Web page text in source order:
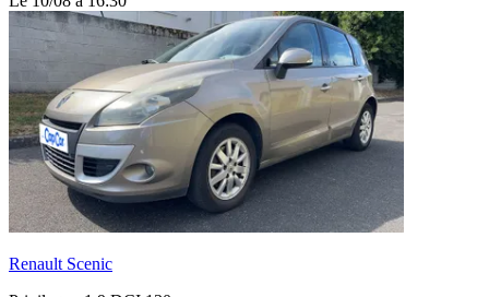
Renault Scenic